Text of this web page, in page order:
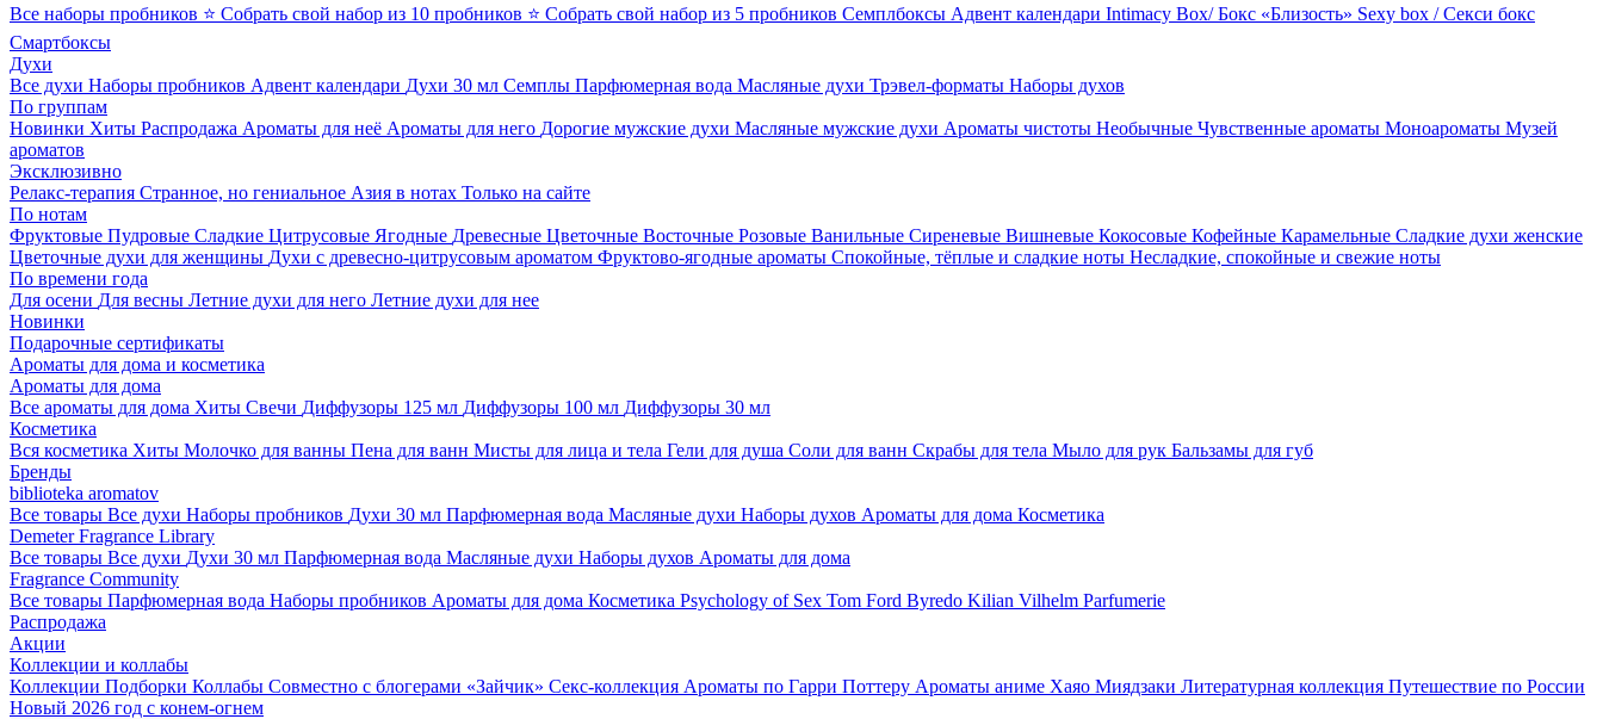
Все наборы пробников ⭐ Собрать свой набор из 10 пробников ⭐ Собрать свой набор из 5 пробников Семплбоксы Адвент календари Intimacy Box/ Бокс «Близость» Sexy box / Секси бокс
Смартбоксы
Духи
Все духи Наборы пробников Адвент календари Духи 30 мл Семплы Парфюмерная вода Масляные духи Трэвел-форматы Наборы духов
По группам
Новинки Хиты Распродажа Ароматы для неё Ароматы для него Дорогие мужские духи Масляные мужские духи Ароматы чистоты Необычные Чувственные ароматы Моноароматы Музей
ароматов
Эксклюзивно
Релакс-терапия Странное, но гениальное Азия в нотах Только на сайте
По нотам
Фруктовые Пудровые Сладкие Цитрусовые Ягодные Древесные Цветочные Восточные Розовые Ванильные Сиреневые Вишневые Кокосовые Кофейные Карамельные Сладкие духи женские
Цветочные духи для женщины Духи с древесно-цитрусовым ароматом Фруктово-ягодные ароматы Спокойные, тёплые и сладкие ноты Несладкие, спокойные и свежие ноты
По времени года
Для осени Для весны Летние духи для него Летние духи для нее
Новинки
Подарочные сертификаты
Ароматы для дома и косметика
Ароматы для дома
Все ароматы для дома Хиты Свечи Диффузоры 125 мл Диффузоры 100 мл Диффузоры 30 мл
Косметика
Вся косметика Хиты Молочко для ванны Пена для ванн Мисты для лица и тела Гели для душа Соли для ванн Скрабы для тела Мыло для рук Бальзамы для губ
Бренды
biblioteka aromatov
Все товары Все духи Наборы пробников Духи 30 мл Парфюмерная вода Масляные духи Наборы духов Ароматы для дома Косметика
Demeter Fragrance Library
Все товары Все духи Духи 30 мл Парфюмерная вода Масляные духи Наборы духов Ароматы для дома
Fragrance Community
Все товары Парфюмерная вода Наборы пробников Ароматы для дома Косметика Psychology of Sex Tom Ford Byredo Kilian Vilhelm Parfumerie
Распродажа
Акции
Коллекции и коллабы
Коллекции Подборки Коллабы Совместно с блогерами «Зайчик» Секс-коллекция Ароматы по Гарри Поттеру Ароматы аниме Хаяо Миядзаки Литературная коллекция Путешествие по России
Новый 2026 год с конем-огнем